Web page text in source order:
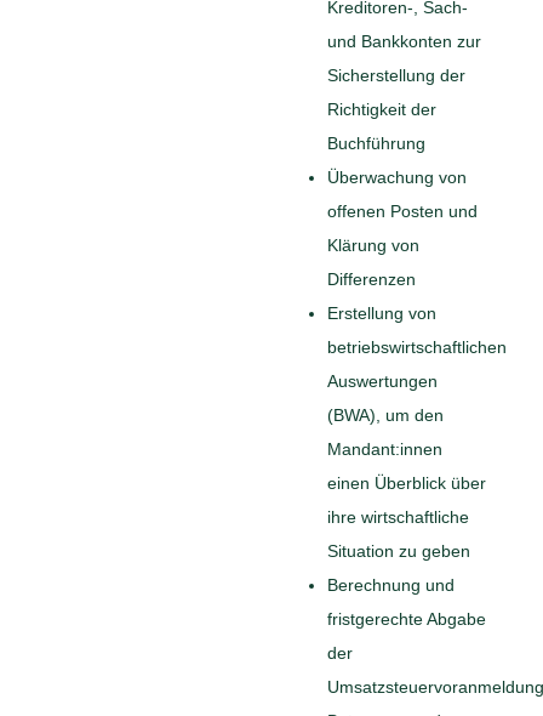
Kreditoren-, Sach-
und Bankkonten zur
Sicherstellung der
Richtigkeit der
Buchführung
Überwachung von
offenen Posten und
Klärung von
Differenzen
Erstellung von
betriebswirtschaftlichen
Auswertungen
(BWA), um den
Mandant:innen
einen Überblick über
ihre wirtschaftliche
Situation zu geben
Berechnung und
fristgerechte Abgabe
der